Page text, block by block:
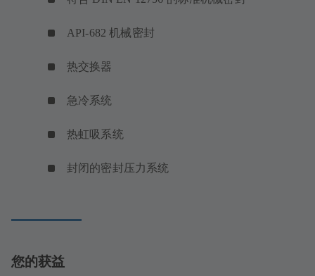
API-682 机械密封
热交换器
急冷系统
热虹吸系统
封闭的密封压力系统
您的获益